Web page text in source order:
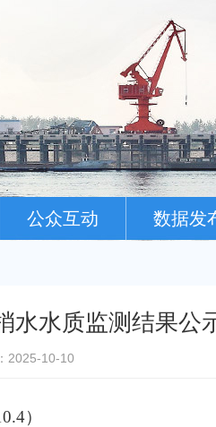
公众互动 数据发
水质监测结果公
2025-10-10
）